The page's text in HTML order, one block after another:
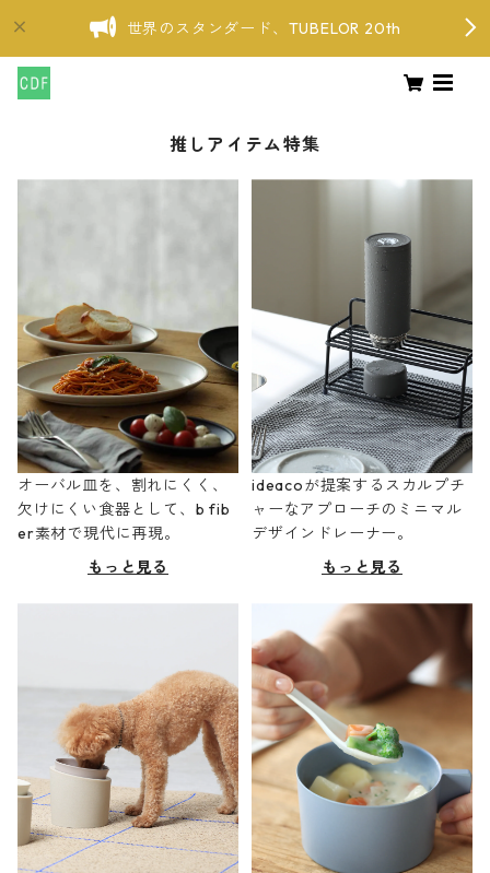
世界のスタンダード、TUBELOR 20th
推しアイテム特集
オーバル皿を、割れにくく、
欠けにくい食器として、b fib
er素材で現代に再現。
もっと見る
ideacoが提案するスカルプチ
ャーなアプローチのミニマル
デザインドレーナー。
もっと見る